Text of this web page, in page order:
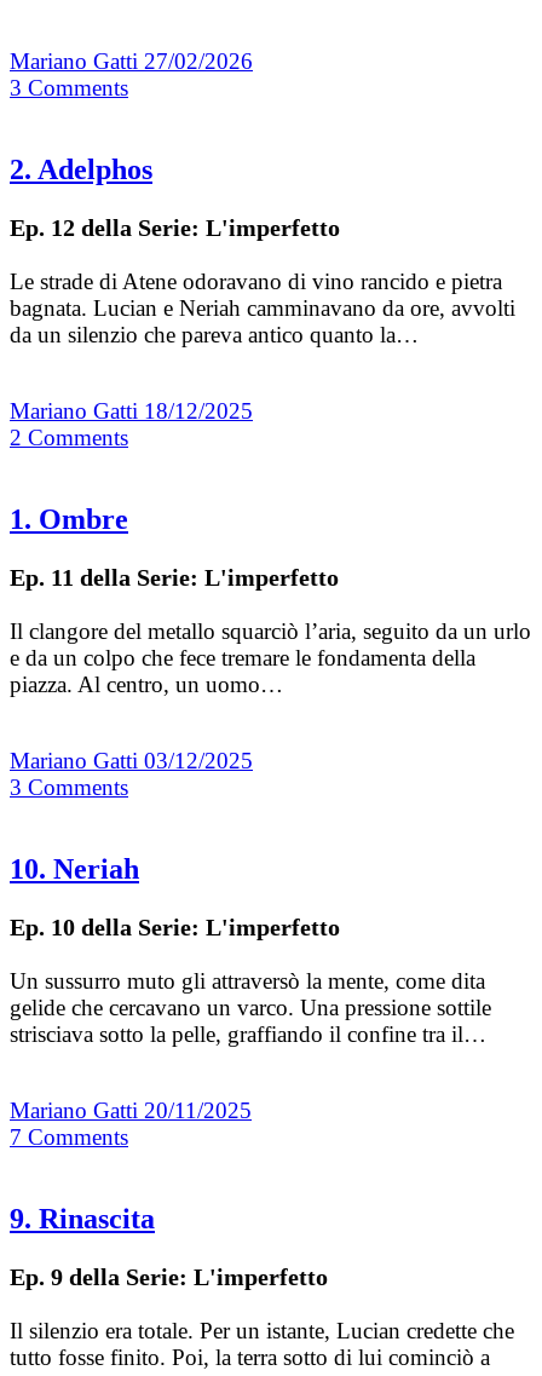
Mariano Gatti 27/02/2026
3 Comments
2. Adelphos
Ep. 12 della Serie: L'imperfetto
Le strade di Atene odoravano di vino rancido e pietra
bagnata. Lucian e Neriah camminavano da ore, avvolti
da un silenzio che pareva antico quanto la…
Mariano Gatti 18/12/2025
2 Comments
1. Ombre
Ep. 11 della Serie: L'imperfetto
Il clangore del metallo squarciò l’aria, seguito da un urlo
e da un colpo che fece tremare le fondamenta della
piazza. Al centro, un uomo…
Mariano Gatti 03/12/2025
3 Comments
10. Neriah
Ep. 10 della Serie: L'imperfetto
Un sussurro muto gli attraversò la mente, come dita
gelide che cercavano un varco. Una pressione sottile
strisciava sotto la pelle, graffiando il confine tra il…
Mariano Gatti 20/11/2025
7 Comments
9. Rinascita
Ep. 9 della Serie: L'imperfetto
Il silenzio era totale. Per un istante, Lucian credette che
tutto fosse finito. Poi, la terra sotto di lui cominciò a